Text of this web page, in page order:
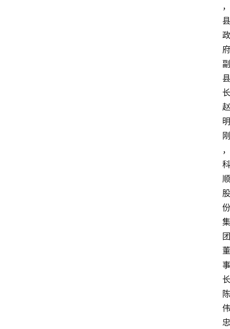
，
县
政
府
副
县
长
赵
明
刚
，
科
顺
股
份
集
团
董
事
长
陈
伟
忠